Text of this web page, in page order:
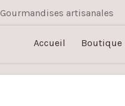
Gourmandises artisanales
Accueil Boutique